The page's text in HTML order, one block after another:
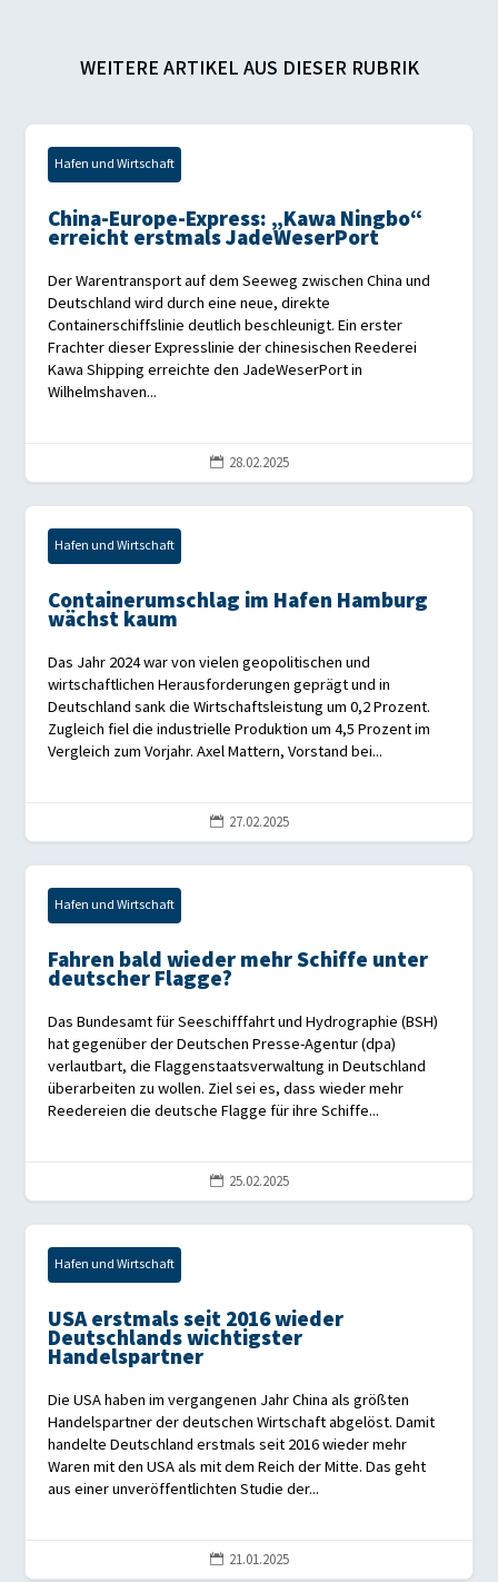
WEITERE ARTIKEL AUS DIESER RUBRIK
Hafen und Wirtschaft
China-Europe-Express: „Kawa Ningbo“
erreicht erstmals JadeWeserPort
Der Warentransport auf dem Seeweg zwischen China und
Deutschland wird durch eine neue, direkte
Containerschiffslinie deutlich beschleunigt. Ein erster
Frachter dieser Expresslinie der chinesischen Reederei
Kawa Shipping erreichte den JadeWeserPort in
Wilhelmshaven...
 28.02.2025
Hafen und Wirtschaft
Containerumschlag im Hafen Hamburg
wächst kaum
Das Jahr 2024 war von vielen geopolitischen und
wirtschaftlichen Herausforderungen geprägt und in
Deutschland sank die Wirtschaftsleistung um 0,2 Prozent.
Zugleich fiel die industrielle Produktion um 4,5 Prozent im
Vergleich zum Vorjahr. Axel Mattern, Vorstand bei...
 27.02.2025
Hafen und Wirtschaft
Fahren bald wieder mehr Schiffe unter
deutscher Flagge?
Das Bundesamt für Seeschifffahrt und Hydrographie (BSH)
hat gegenüber der Deutschen Presse-Agentur (dpa)
verlautbart, die Flaggenstaatsverwaltung in Deutschland
überarbeiten zu wollen. Ziel sei es, dass wieder mehr
Reedereien die deutsche Flagge für ihre Schiffe...
 25.02.2025
Hafen und Wirtschaft
USA erstmals seit 2016 wieder
Deutschlands wichtigster
Handelspartner
Die USA haben im vergangenen Jahr China als größten
Handelspartner der deutschen Wirtschaft abgelöst. Damit
handelte Deutschland erstmals seit 2016 wieder mehr
Waren mit den USA als mit dem Reich der Mitte. Das geht
aus einer unveröffentlichten Studie der...
 21.01.2025